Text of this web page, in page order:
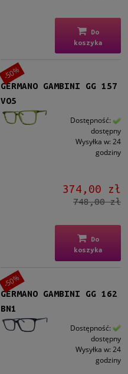
Do
koszyka
GERMANO GAMBINI GG 157
VO5
Dostępność:
dostępny
Wysyłka w: 24
godziny
374,00 zł
748,00 zł
Do
koszyka
-50%
GERMANO GAMBINI GG 162
BN1
Dostępność:
dostępny
Wysyłka w: 24
godziny
-50%